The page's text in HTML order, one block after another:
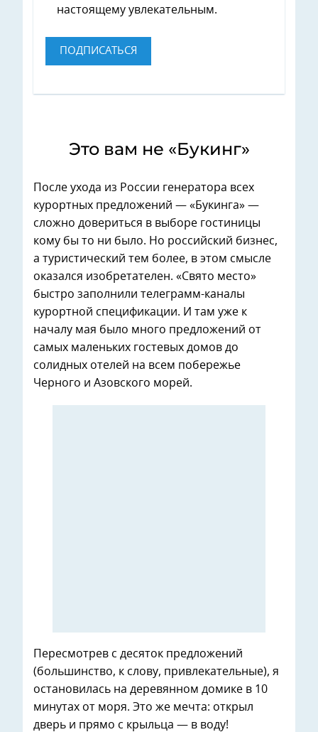
настоящему увлекательным.
ПОДПИСАТЬСЯ
Это вам не «Букинг»
После ухода из России генератора всех
курортных предложений — «Букинга» —
сложно довериться в выборе гостиницы
кому бы то ни было. Но российский бизнес,
а туристический тем более, в этом смысле
оказался изобретателен. «Свято место»
быстро заполнили телеграмм-каналы
курортной спецификации. И там уже к
началу мая было много предложений от
самых маленьких гостевых домов до
солидных отелей на всем побережье
Черного и Азовского морей.
Пересмотрев с десяток предложений
(большинство, к слову, привлекательные), я
остановилась на деревянном домике в 10
минутах от моря. Это же мечта: открыл
дверь и прямо с крыльца — в воду!